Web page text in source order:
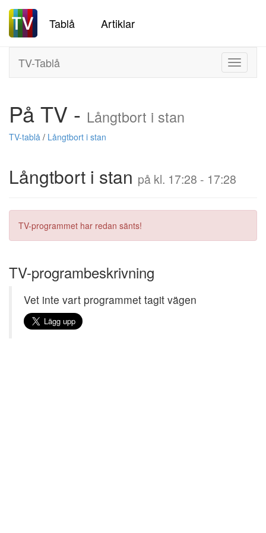
Tablå Artiklar
Toggle
TV-Tablå
På TV - Långtbort i stan
TV-tablå / Långtbort i stan
Långtbort i stan på kl. 17:28 - 17:28
TV-programmet har redan sänts!
TV-programbeskrivning
Vet inte vart programmet tagit vägen